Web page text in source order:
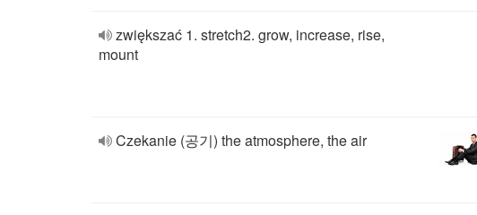
zwiększać 1. stretch2. grow, increase, rise,
mount
Czekanie (공기) the atmosphere, the air